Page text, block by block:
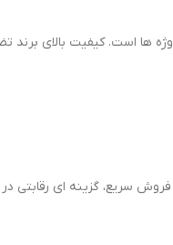
ها است. کیفیت بالای
سریع، گزینه ای رقابتی در